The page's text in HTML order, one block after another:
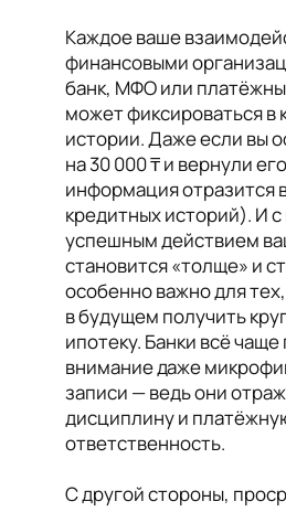
Каждое ваше
финансовыми
банк, МФО или
может фиксироваться в
истории. Даже если вы
на 30 000 ₸ и вернули
информация отразится
кредитных историй). И
успешным действием
становится «толще» и
особенно важно для
в будущем получить
ипотеку. Банки всё
внимание даже
записи — ведь они
дисциплину и
ответственность.
С другой стороны,